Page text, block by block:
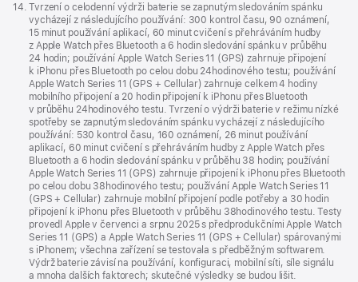
Poznámka
14. Tvrzení o celodenní výdrži baterie se zapnutým sledováním spánku
vycházejí z následujícího používání: 300 kontrol času, 90 oznámení,
15 minut používání aplikací, 60 minut cvičení s přehráváním hudby
z Apple Watch přes Bluetooth a 6 hodin sledování spánku v průběhu
24 hodin; používání Apple Watch Series 11 (GPS) zahrnuje připojení
k iPhonu přes Bluetooth po celou dobu 24hodinového testu; používání
Apple Watch Series 11 (GPS + Cellular) zahrnuje celkem 4 hodiny
mobilního připojení a 20 hodin připojení k iPhonu přes Bluetooth
v průběhu 24hodinového testu. Tvrzení o výdrži baterie v režimu nízké
spotřeby se zapnutým sledováním spánku vycházejí z následujícího
používání: 530 kontrol času, 160 oznámení, 26 minut používání
aplikací, 60 minut cvičení s přehráváním hudby z Apple Watch přes
Bluetooth a 6 hodin sledování spánku v průběhu 38 hodin; používání
Apple Watch Series 11 (GPS) zahrnuje připojení k iPhonu přes Bluetooth
po celou dobu 38hodinového testu; používání Apple Watch Series 11
(GPS + Cellular) zahrnuje mobilní připojení podle potřeby a 30 hodin
připojení k iPhonu přes Bluetooth v průběhu 38hodinového testu. Testy
provedl Apple v červenci a srpnu 2025 s předprodukčními Apple Watch
Series 11 (GPS) a Apple Watch Series 11 (GPS + Cellular) spárovanými
s iPhonem; všechna zařízení se testovala s předběžným softwarem.
Výdrž baterie závisí na používání, konfiguraci, mobilní síti, síle signálu
a mnoha dalších faktorech; skutečné výsledky se budou lišit.